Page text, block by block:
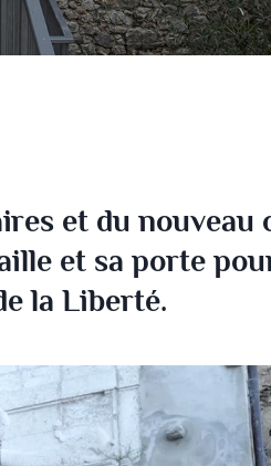
et du nouveau
et sa porte
la Liberté.